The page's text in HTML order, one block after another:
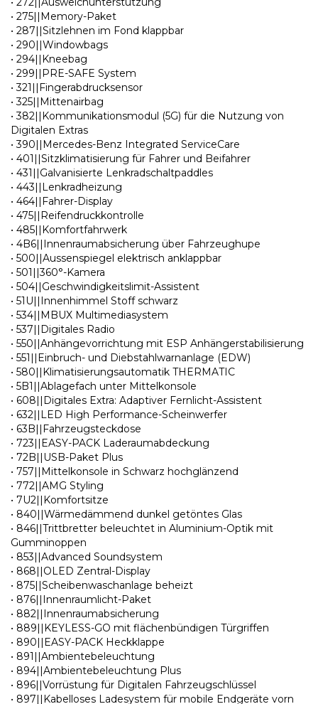
• 275||Memory-Paket
• 287||Sitzlehnen im Fond klappbar
• 290||Windowbags
• 294||Kneebag
• 299||PRE-SAFE System
• 321||Fingerabdrucksensor
• 325||Mittenairbag
• 382||Kommunikationsmodul (5G) für die Nutzung von
Digitalen Extras
• 390||Mercedes-Benz Integrated ServiceCare
• 401||Sitzklimatisierung für Fahrer und Beifahrer
• 431||Galvanisierte Lenkradschaltpaddles
• 443||Lenkradheizung
• 464||Fahrer-Display
• 475||Reifendruckkontrolle
• 485||Komfortfahrwerk
• 4B6||Innenraumabsicherung über Fahrzeughupe
• 500||Aussenspiegel elektrisch anklappbar
• 501||360°-Kamera
• 504||Geschwindigkeitslimit-Assistent
• 51U||Innenhimmel Stoff schwarz
• 534||MBUX Multimediasystem
• 537||Digitales Radio
• 550||Anhängevorrichtung mit ESP Anhängerstabilisierung
• 551||Einbruch- und Diebstahlwarnanlage (EDW)
• 580||Klimatisierungsautomatik THERMATIC
• 5B1||Ablagefach unter Mittelkonsole
• 608||Digitales Extra: Adaptiver Fernlicht-Assistent
• 632||LED High Performance-Scheinwerfer
• 63B||Fahrzeugsteckdose
• 723||EASY-PACK Laderaumabdeckung
• 72B||USB-Paket Plus
• 757||Mittelkonsole in Schwarz hochglänzend
• 772||AMG Styling
• 7U2||Komfortsitze
• 840||Wärmedämmend dunkel getöntes Glas
• 846||Trittbretter beleuchtet in Aluminium-Optik mit
Gumminoppen
• 853||Advanced Soundsystem
• 868||OLED Zentral-Display
• 875||Scheibenwaschanlage beheizt
• 876||Innenraumlicht-Paket
• 882||Innenraumabsicherung
• 889||KEYLESS-GO mit flächenbündigen Türgriffen
• 890||EASY-PACK Heckklappe
• 891||Ambientebeleuchtung
• 894||Ambientebeleuchtung Plus
• 896||Vorrüstung für Digitalen Fahrzeugschlüssel
• 897||Kabelloses Ladesystem für mobile Endgeräte vorn